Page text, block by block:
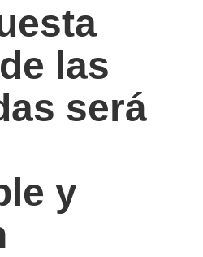
las
será
y